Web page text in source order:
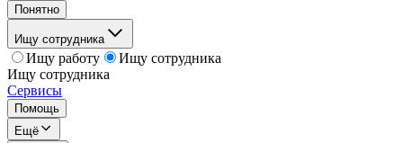
Понятно
Ищу сотрудника
Ищу работу
Ищу сотрудника
Ищу сотрудника
Сервисы
Помощь
Ещё